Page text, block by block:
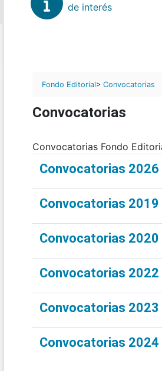
de interés
Fondo Editorial> Convocatorias
Convocatorias
Convocatorias Fondo
Convocatorias 2026
Convocatorias 2019
Convocatorias 2020
Convocatorias 2022
Convocatorias 2023
Convocatorias 2024